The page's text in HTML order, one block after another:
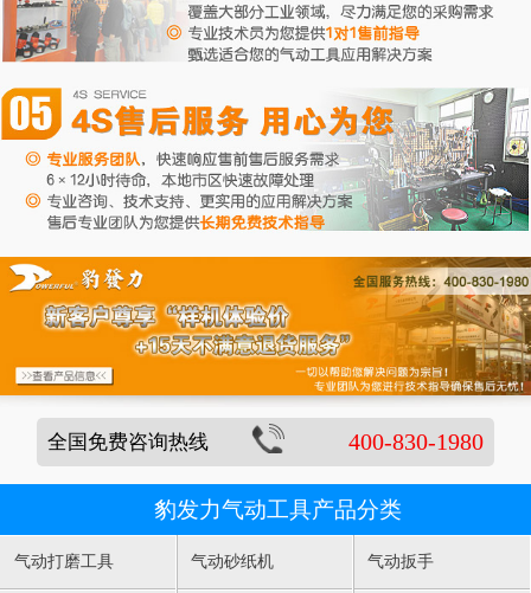
全国免费咨询热线 400-830-1980
豹发力气动工具产品分类
气动打磨工具 气动砂纸机 气动扳手